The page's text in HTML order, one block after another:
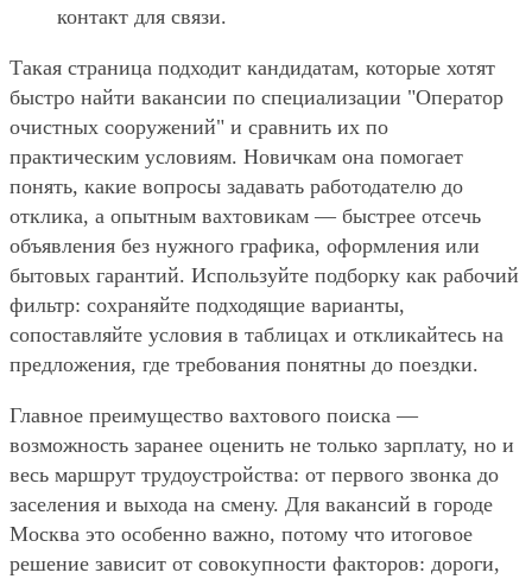
контакт для связи.
Такая страница подходит кандидатам, которые хотят
быстро найти вакансии по специализации "Оператор
очистных сооружений" и сравнить их по
практическим условиям. Новичкам она помогает
понять, какие вопросы задавать работодателю до
отклика, а опытным вахтовикам — быстрее отсечь
объявления без нужного графика, оформления или
бытовых гарантий. Используйте подборку как рабочий
фильтр: сохраняйте подходящие варианты,
сопоставляйте условия в таблицах и откликайтесь на
предложения, где требования понятны до поездки.
Главное преимущество вахтового поиска —
возможность заранее оценить не только зарплату, но и
весь маршрут трудоустройства: от первого звонка до
заселения и выхода на смену. Для вакансий в городе
Москва это особенно важно, потому что итоговое
решение зависит от совокупности факторов: дороги,